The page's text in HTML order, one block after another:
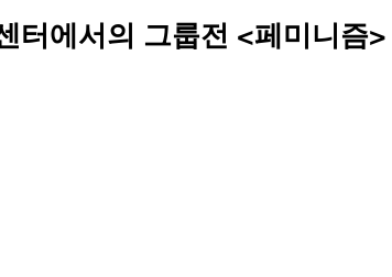
터에서의 그룹전 <페미니즘